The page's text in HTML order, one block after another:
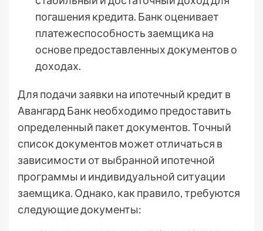
погашения кредита. Банк оценивает
платежеспособность заемщика на
основе предоставленных документов о
доходах.
Для подачи заявки на ипотечный кредит в
Авангард Банк необходимо предоставить
определенный пакет документов. Точный
список документов может отличаться в
зависимости от выбранной ипотечной
программы и индивидуальной ситуации
заемщика. Однако, как правило, требуются
следующие документы: